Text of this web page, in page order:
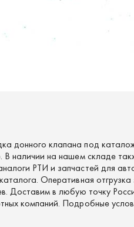
донного клапана под
В наличии на нашем складе
РТИ и запчастей для
Оперативная отгрузка
Доставим в любую точку
компаний. Подробные